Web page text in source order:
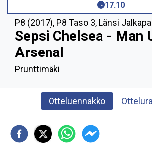
17.10
P8 (2017), P8 Taso 3, Länsi
Sepsi Chelsea - Man
Arsenal
Prunttimäki
Otteluennakko